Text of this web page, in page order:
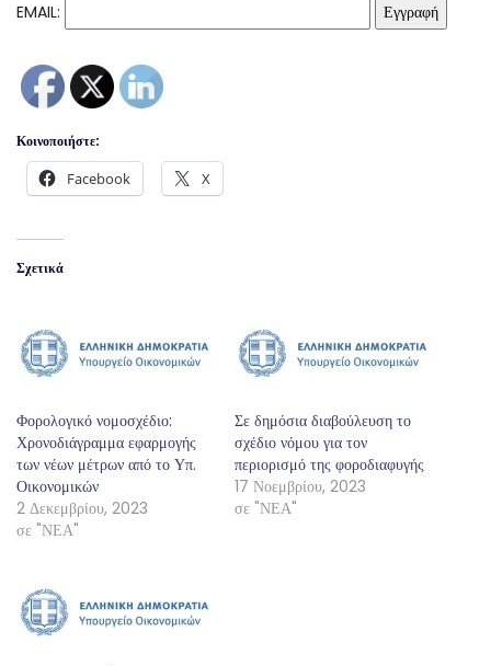
EMAIL:
Κοινοποιήστε:
Facebook X
Σχετικά
Φορολογικό νομοσχέδιο:
Χρονοδιάγραμμα εφαρμογής
των νέων μέτρων από το Υπ.
Οικονομικών
2 Δεκεμβρίου, 2023
σε "ΝΕΑ"
Σε δημόσια διαβούλευση το
σχέδιο νόμου για τον
περιορισμό της φοροδιαφυγής
17 Νοεμβρίου, 2023
σε "ΝΕΑ"